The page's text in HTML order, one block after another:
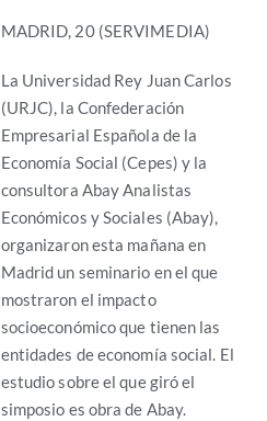
MADRID, 20 (SERVIMEDIA)
La Universidad Rey Juan Carlos
(URJC), la Confederación
Empresarial Española de la
Economía Social (Cepes) y la
consultora Abay Analistas
Económicos y Sociales (Abay),
organizaron esta mañana en
Madrid un seminario en el que
mostraron el impacto
socioeconómico que tienen las
entidades de economía social. El
estudio sobre el que giró el
simposio es obra de Abay.